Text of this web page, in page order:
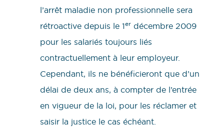
l’arrêt maladie non professionnelle sera
rétroactive depuis le 1er décembre 2009
pour les salariés toujours liés
contractuellement à leur employeur.
Cependant, ils ne bénéficieront que d’un
délai de deux ans, à compter de l’entrée
en vigueur de la loi, pour les réclamer et
saisir la justice le cas échéant.